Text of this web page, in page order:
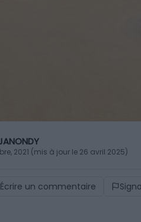
2021 (mis à jour le 26 avril 2025)
Écrire un commentaire